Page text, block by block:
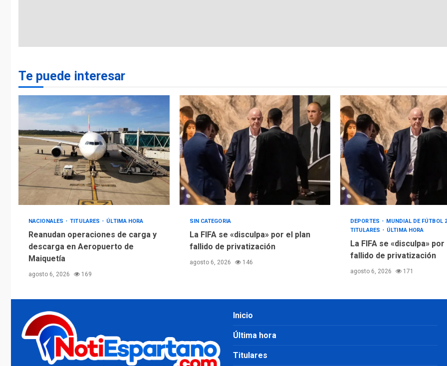
Te puede interesar
NACIONALES TITULARES ÚLTIMA HORA
Reanudan operaciones de carga y
descarga en Aeropuerto de
Maiquetía
agosto 6, 2026 169
SIN CATEGORIA
La FIFA se «disculpa» por el plan
fallido de privatización
agosto 6, 2026 146
DEPORTES
MUNDIAL DE FÚTBOL
TITULARES
ÚLTIMA HORA
La FIFA se «disculpa» por
fallido de privatización
agosto 6, 2026 171
Inicio
Última hora
Titulares